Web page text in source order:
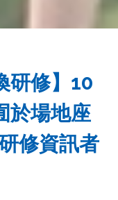
研修】10
於場地座
修資訊者